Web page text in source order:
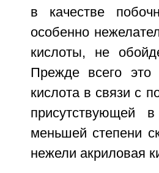
в качестве
особенно
кислоты, не
Прежде всего это
кислота в связи с
присутствующей
меньшей степени
нежели акриловая